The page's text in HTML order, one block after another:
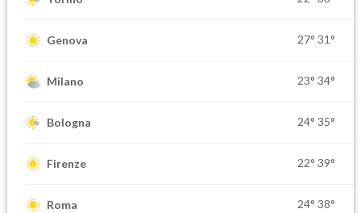
Genova 27° 31°
Milano 23° 34°
Bologna 24° 35°
Firenze 22° 39°
Roma 24° 38°